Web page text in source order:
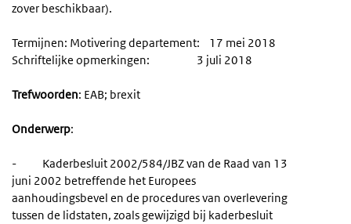
zover beschikbaar).
Termijnen: Motivering departement: 17 mei 2018
Schriftelijke opmerkingen: 3 juli 2018
Trefwoorden: EAB; brexit
Onderwerp:
- Kaderbesluit 2002/584/JBZ van de Raad van 13
juni 2002 betreffende het Europees
aanhoudingsbevel en de procedures van overlevering
tussen de lidstaten, zoals gewijzigd bij kaderbesluit